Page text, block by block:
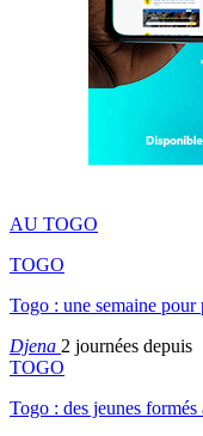
AU TOGO
TOGO
Togo : une semaine
Djena 2 journées depuis
TOGO
Togo : des jeunes